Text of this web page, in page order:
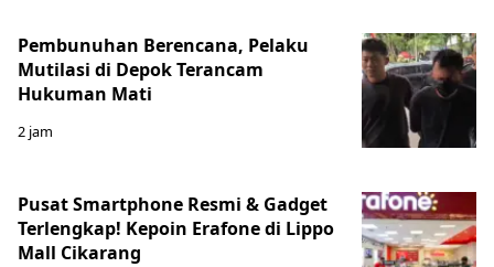
Pembunuhan Berencana, Pelaku
Mutilasi di Depok Terancam
Hukuman Mati
2 jam
Pusat Smartphone Resmi & Gadget
Terlengkap! Kepoin Erafone di Lippo
Mall Cikarang